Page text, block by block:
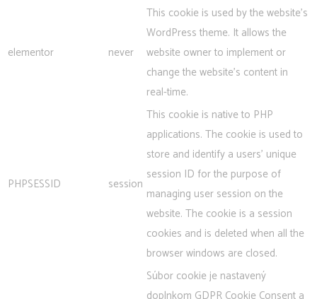
elementor never
This cookie is used by the website's
WordPress theme. It allows the
website owner to implement or
change the website's content in
real-time.
PHPSESSID session
This cookie is native to PHP
applications. The cookie is used to
store and identify a users' unique
session ID for the purpose of
managing user session on the
website. The cookie is a session
cookies and is deleted when all the
browser windows are closed.
Súbor cookie je nastavený